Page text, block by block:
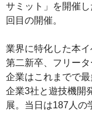
サミット」を開催
回目の開催。
業界に特化した本
第二新卒、フリー
企業はこれまでで
企業3社と遊技機開
展。当日は187人の